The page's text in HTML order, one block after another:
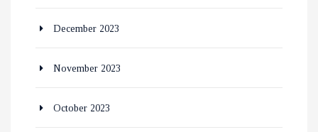
December 2023
November 2023
October 2023